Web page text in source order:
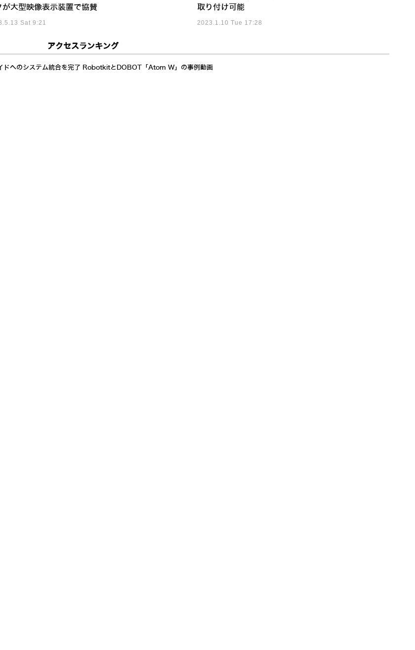
が大型映像表示装置で協賛
Sat 9:21
取り付け可能
2023.1.10 Tue 17:28
アクセスランキング
ドへのシステム統合を完了 RobotkitとDOBOT「Atom W」の事例動画